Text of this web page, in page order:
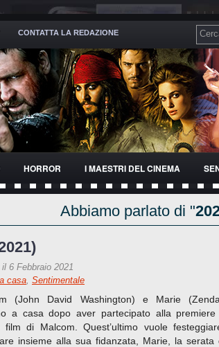
CONTATTA LA REDAZIONE
HORROR I MAESTRI DEL CINEMA
Abbiamo parlato di "
il 6 Febbraio 2021
casa, Sentimentale
(John David Washington) e Marie
a casa dopo aver partecipato alla premiere
film di Malcom. Quest’ultimo vuole
insieme alla sua fidanzata, Marie, la serata